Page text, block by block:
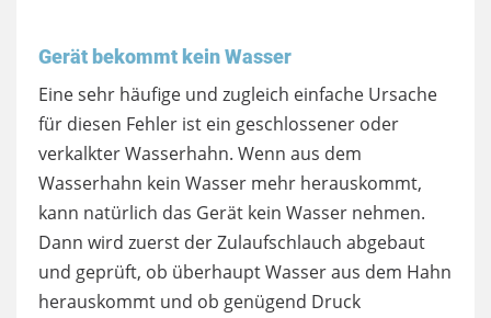
Gerät bekommt kein Wasser
Eine sehr häufige und zugleich einfache Ursache
für diesen Fehler ist ein geschlossener oder
verkalkter Wasserhahn. Wenn aus dem
Wasserhahn kein Wasser mehr herauskommt,
kann natürlich das Gerät kein Wasser nehmen.
Dann wird zuerst der Zulaufschlauch abgebaut
und geprüft, ob überhaupt Wasser aus dem Hahn
herauskommt und ob genügend Druck